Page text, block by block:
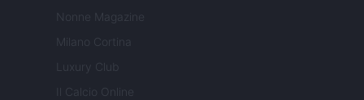
Nonne Magazine
Milano Cortina
Luxury Club
Il Calcio Online